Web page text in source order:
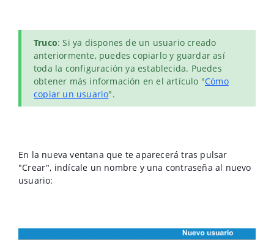
Truco: Si ya dispones de un usuario creado
anteriormente, puedes copiarlo y guardar así
toda la configuración ya establecida. Puedes
obtener más información en el artículo "Cómo
copiar un usuario".
En la nueva ventana que te aparecerá tras pulsar
"Crear", indícale un nombre y una contraseña al nuevo
usuario: